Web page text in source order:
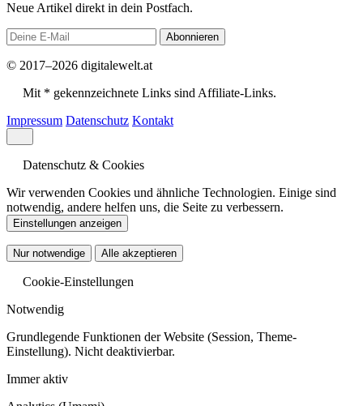
Neue Artikel direkt in dein Postfach.
Abonnieren
© 2017–2026 digitalewelt.at
Mit * gekennzeichnete Links sind Affiliate-Links.
Impressum Datenschutz Kontakt
Datenschutz & Cookies
Wir verwenden Cookies und ähnliche Technologien. Einige sind
notwendig, andere helfen uns, die Seite zu verbessern.
Einstellungen anzeigen
Nur notwendige Alle akzeptieren
Cookie-Einstellungen
Notwendig
Grundlegende Funktionen der Website (Session, Theme-
Einstellung). Nicht deaktivierbar.
Immer aktiv